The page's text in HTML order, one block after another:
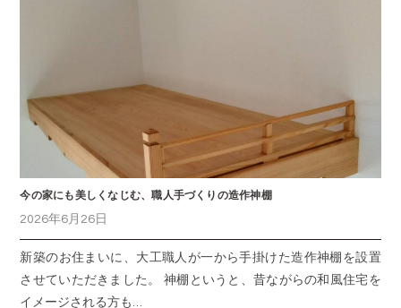
今の家にも美しくなじむ、職人手づくりの造作神棚
2026年6月26日
新築のお住まいに、大工職人が一から手掛けた造作神棚を設置
させていただきました。 神棚というと、昔ながらの和風住宅を
イメージされる方も…